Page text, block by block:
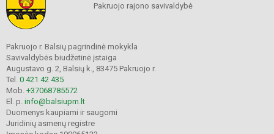
Pakruojo rajono savivaldybė
Pakruojo r. Balsių pagrindinė mokykla
Savivaldybės biudžetinė įstaiga
Augustavo g. 2, Balsių k., 83475 Pakruojo r.
Tel. 0 421 42 435
Mob. +37068785572
El. p. info@balsiupm.lt
Duomenys kaupiami ir saugomi
Juridinių asmenų registre